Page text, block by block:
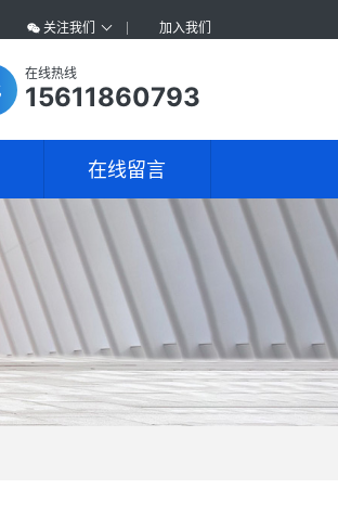
关注我们 加入我们
在线热线
15611860793
在线留言